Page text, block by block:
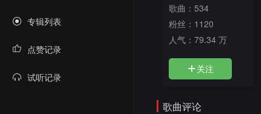
专辑列表
点赞记录
试听记录
歌曲：534
粉丝：1120
人气： 79.34 万
关注
歌曲评论